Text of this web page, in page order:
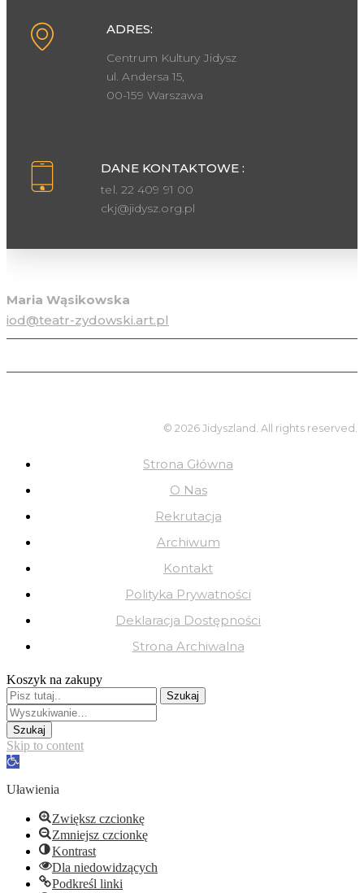
ADRES:
Centrum Kultury Jidysz
ul. Andersa 15,
00-159 Warszawa
DANE KONTAKTOWE :
tel. 22 409 91 00
ckj@jidysz.org.pl
Maria Wąsikowska
iod@teatr-zydowski.art.pl
© 2026 Jidyszland. All rights reserved.
Strona Główna
O Nas
Rekrutacja
Archiwum
Kontakt
Polityka Prywatności
Deklaracja Dostępności
Strona Archiwalna
Koszyk na zakupy
Skip to content
Open
Uławienia
Zwiększ czcionkę
Zmniejsz czcionkę
Kontrast
Dla niedowidzących
Podkreśl linki